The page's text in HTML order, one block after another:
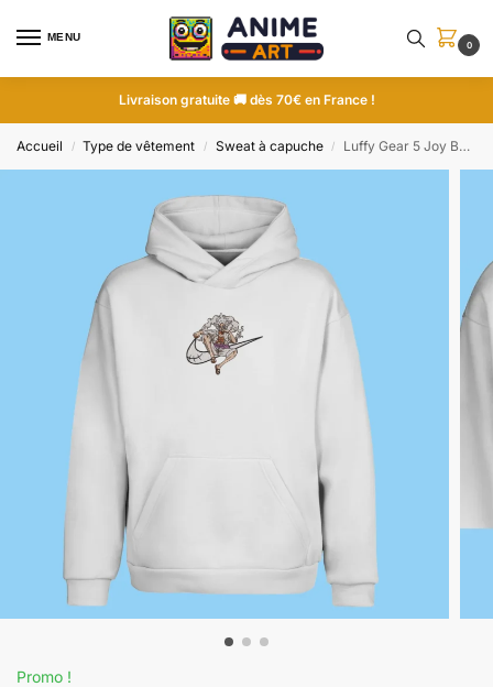
MENU
0
Livraison gratuite 🚚 dès 70€ en France !
Accueil / Type de vêtement / Sweat à capuche / Luffy Gear 5 Joy Boy | One Piece | Sweat à capuche brodé
Promo !